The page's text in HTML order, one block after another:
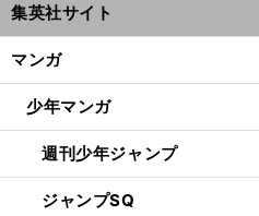
集英社サイト
マンガ
少年マンガ
週刊少年ジャンプ
ジャンプSQ